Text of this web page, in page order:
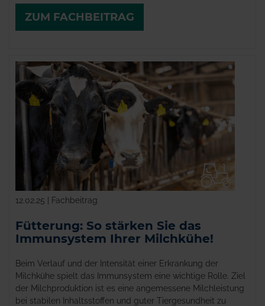
ZUM FACHBEITRAG
12.02.25 | Fachbeitrag
Fütterung: So stärken Sie das
Immunsystem Ihrer Milchkühe!
Beim Verlauf und der Intensität einer Erkrankung der
Milchkühe spielt das Immunsystem eine wichtige Rolle. Ziel
der Milchproduktion ist es eine angemessene Milchleistung
bei stabilen Inhaltsstoffen und guter Tiergesundheit zu